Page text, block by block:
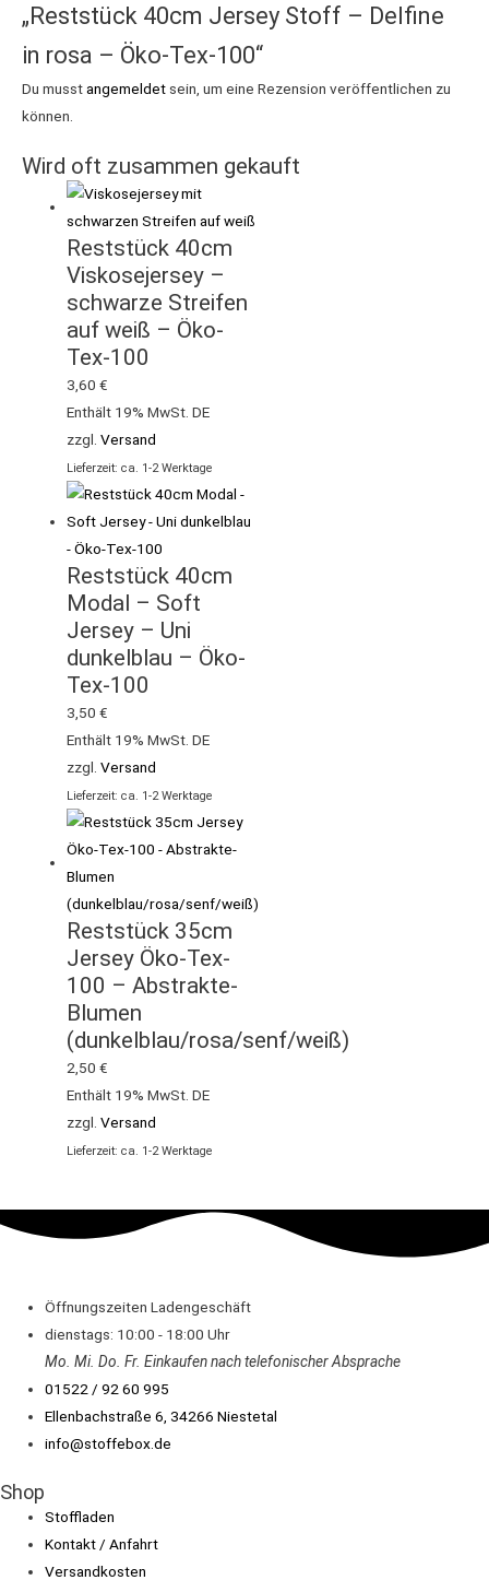
„Reststück 40cm Jersey Stoff – Delfine
in rosa – Öko-Tex-100“
Du musstangemeldet sein, um eine Rezension veröffentlichen zu
können.
Wird oft zusammen gekauft
Reststück 40cm
Viskosejersey –
schwarze Streifen
auf weiß – Öko-
Tex-100
3,60€
Enthält 19% MwSt. DE
zzgl.Versand
Lieferzeit: ca. 1-2 Werktage
Reststück 40cm
Modal – Soft
Jersey – Uni
dunkelblau – Öko-
Tex-100
3,50€
Enthält 19% MwSt. DE
zzgl.Versand
Lieferzeit: ca. 1-2 Werktage
Reststück 35cm
Jersey Öko-Tex-
100 – Abstrakte-
Blumen
(dunkelblau/rosa/senf/weiß)
2,50€
Enthält 19% MwSt. DE
zzgl.Versand
Lieferzeit: ca. 1-2 Werktage
Öffnungszeiten Ladengeschäft
dienstags: 10:00 - 18:00 Uhr
Mo. Mi. Do.Fr. Einkaufennach telefonischer Absprache
01522 / 92 60 995
Ellenbachstraße 6, 34266 Niestetal
info@stoffebox.de
Shop
Stoffladen
Kontakt / Anfahrt
Versandkosten